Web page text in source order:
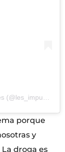
porque
y
droga es